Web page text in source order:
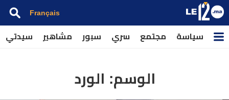
Français
سياسة مجتمع سري سبور مشاهير سيدتي
الوسم: الورد